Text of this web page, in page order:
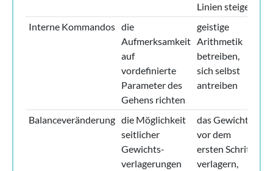
Linien steigen
Interne Kommandos die
Aufmerksamkeit
auf
vordefinierte
Parameter des
Gehens richten
geistige
Arithmetik
betreiben,
sich selbst
antreiben
Balanceveränderung die Möglichkeit
seitlicher
Gewichts­
verlagerungen
das Gewicht
vor dem
ersten Schritt
verlagern,